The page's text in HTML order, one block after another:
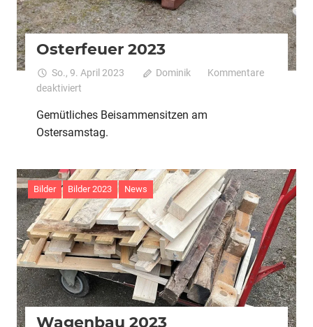
Osterfeuer 2023
So., 9. April 2023 Dominik
Kommentare
deaktiviert
2023
Gemütliches Beisammensitzen am
Ostersamstag.
Bilder Bilder 2023 News
Wagenbau 2023